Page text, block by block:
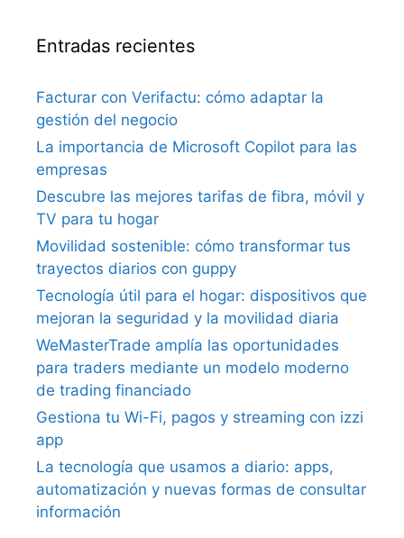
Entradas recientes
Facturar con Verifactu: cómo adaptar la
gestión del negocio
La importancia de Microsoft Copilot para las
empresas
Descubre las mejores tarifas de fibra, móvil y
TV para tu hogar
Movilidad sostenible: cómo transformar tus
trayectos diarios con guppy
Tecnología útil para el hogar: dispositivos que
mejoran la seguridad y la movilidad diaria
WeMasterTrade amplía las oportunidades
para traders mediante un modelo moderno
de trading financiado
Gestiona tu Wi-Fi, pagos y streaming con izzi
app
La tecnología que usamos a diario: apps,
automatización y nuevas formas de consultar
información